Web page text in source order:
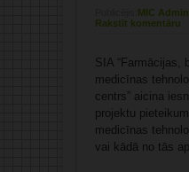
MIC
Rakstīt komentāru
SIA “Farmācijas,
medicīnas
centrs” aicina
projektu
medicīnas
vai kādā no tās